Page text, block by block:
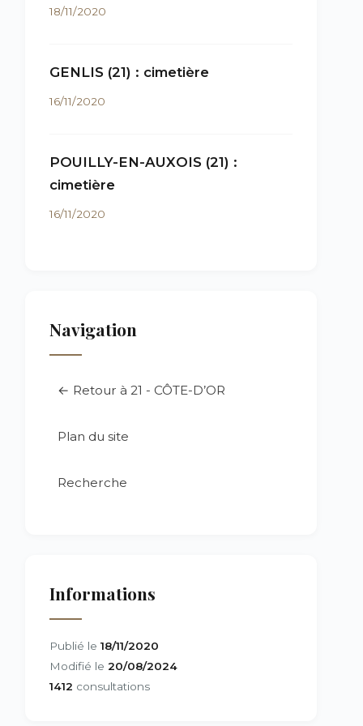
18/11/2020
GENLIS (21) : cimetière
16/11/2020
POUILLY-EN-AUXOIS (21) :
cimetière
16/11/2020
Navigation
← Retour à 21 - CÔTE-D’OR
Plan du site
Recherche
Informations
Publié le 18/11/2020
Modifié le 20/08/2024
1412 consultations